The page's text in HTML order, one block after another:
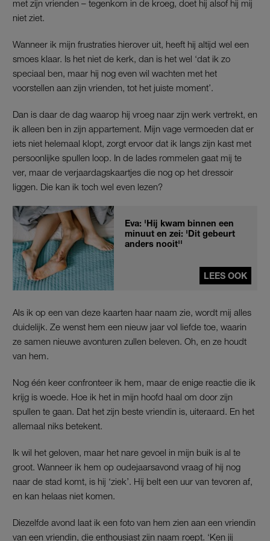
met zijn vrienden – tegenkom in de kroeg, doet hij alsof hij mij
niet ziet.
Wanneer ik mijn frustraties hierover uit, heeft hij altijd wel een
smoes klaar. Is het niet de kerk, dan is het wel ‘dat ik zo
speciaal ben, maar hij nog even wil wachten met het
voorstellen aan zijn vrienden, tot het juiste moment’.
Dan is daar de dag waarop hij vroeg naar zijn werk vertrekt, en
ik alleen ben in zijn appartement. Mijn vage vermoeden dat er
iets niet helemaal klopt, zorgt ervoor dat ik langs zijn kast met
persoonlijke spullen loop. In de lades rommelen gaat mij te
ver, maar de verjaardagskaartjes die nog op het dressoir
liggen. Die kan ik toch wel even lezen?
Eva: 'Hij kwam binnen een
minuut en zei: 'Dit gebeurt
anders nooit''
LEES OOK
Als ik op een van deze kaarten haar naam zie, wordt mij alles
duidelijk. Ze wenst hem een nieuw jaar vol liefde toe, waarin
ze samen nieuwe avonturen zullen beleven. Oh, en ze houdt
van hem.
Nog één keer confronteer ik hem, maar de enige reactie die ik
krijg is woede. Hoe ik het in mijn hoofd haal om door zijn
spullen te gaan. Dat het zijn beste vriendin is, uiteraard. En het
allemaal niks betekent.
Ik wil het geloven, maar het nare gevoel in mijn buik is al te
groot. Wanneer ik hem op oudejaarsavond vraag of hij nog
naar de stad komt, is hij ‘ziek’. Hij belt een uur van tevoren af,
en kan helaas niet komen.
Diezelfde avond laat ik een foto van hem zien aan een vriendin
van een vriendin, die enthousiast zijn naam roept. ‘Ken jij